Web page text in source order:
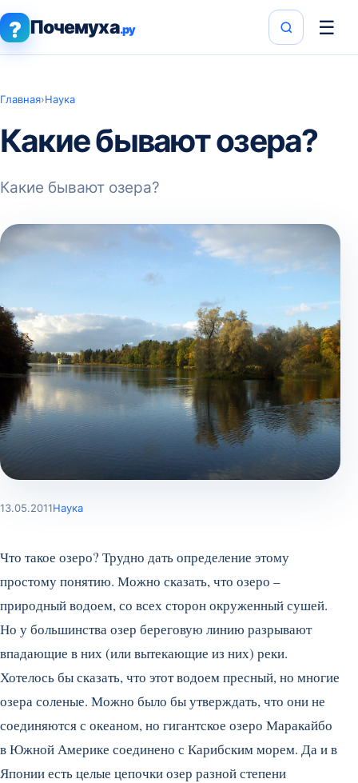
? Почемуха.ру ☰
Главная›Наука
Какие бывают озера?
Какие бывают озера?
13.05.2011Наука
Что такое озеро? Трудно дать определение этому
простому понятию. Можно сказать, что озеро –
природный водоем, со всех сторон окруженный сушей.
Но у большинства озер береговую линию разрывают
впадающие в них (или вытекающие из них) реки.
Хотелось бы сказать, что этот водоем пресный, но многие
озера соленые. Можно было бы утверждать, что они не
соединяются с океаном, но гигантское озеро Маракайбо
в Южной Америке соединено с Карибским морем. Да и в
Японии есть целые цепочки озер разной степени